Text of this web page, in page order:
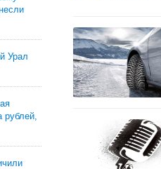
Урал
рублей,